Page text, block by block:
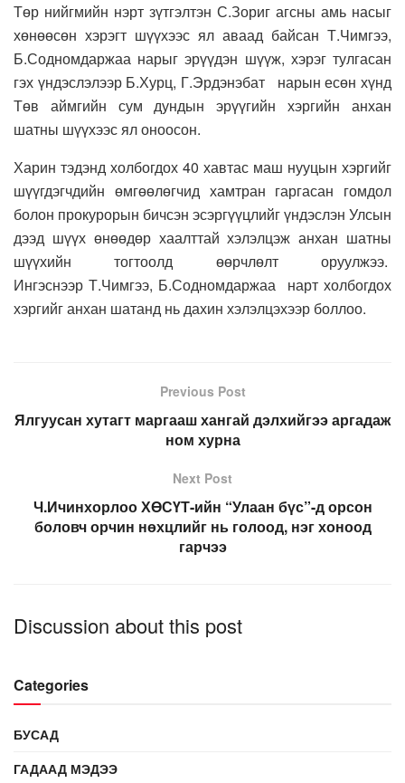
Төр нийгмийн нэрт зүтгэлтэн С.Зориг агсны амь насыг
хөнөөсөн хэрэгт шүүхээс ял аваад байсан Т.Чимгээ,
Б.Содномдаржаа нарыг эрүүдэн шүүж, хэрэг тулгасан
гэх үндэслэлээр Б.Хурц, Г.Эрдэнэбат нарын есөн хүнд
Төв аймгийн сум дундын эрүүгийн хэргийн анхан
шатны шүүхээс ял оноосон.
Харин тэдэнд холбогдох 40 хавтас маш нууцын хэргийг
шүүгдэгчдийн өмгөөлөгчид хамтран гаргасан гомдол
болон прокурорын бичсэн эсэргүүцлийг үндэслэн Улсын
дээд шүүх өнөөдөр хаалттай хэлэлцэж анхан шатны
шүүхийн тогтоолд өөрчлөлт оруулжээ.
Ингэснээр Т.Чимгээ, Б.Содномдаржаа нарт холбогдох
хэргийг анхан шатанд нь дахин хэлэлцэхээр боллоо.
Previous Post
Ялгуусан хутагт маргааш хангай дэлхийгээ аргадаж
ном хурна
Next Post
Ч.Ичинхорлоо ХӨСҮТ-ийн “Улаан бүс”-д орсон
боловч орчин нөхцлийг нь голоод, нэг хоноод
гарчээ
Discussion about this post
Categories
БУСАД
ГАДААД МЭДЭЭ